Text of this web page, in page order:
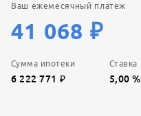
Ваш ежемесячный платеж
41 068 ₽
Сумма ипотеки
6 222 771 ₽
Ставка
5,00 %